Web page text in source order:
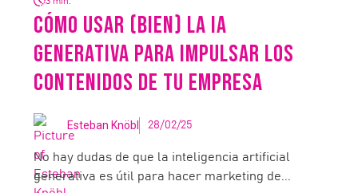
CÓMO USAR (BIEN) LA IA
GENERATIVA PARA IMPULSAR LOS
CONTENIDOS DE TU EMPRESA
Esteban Knöbl 28/02/25
No hay dudas de que la inteligencia artificial
generativa es útil para hacer marketing de...